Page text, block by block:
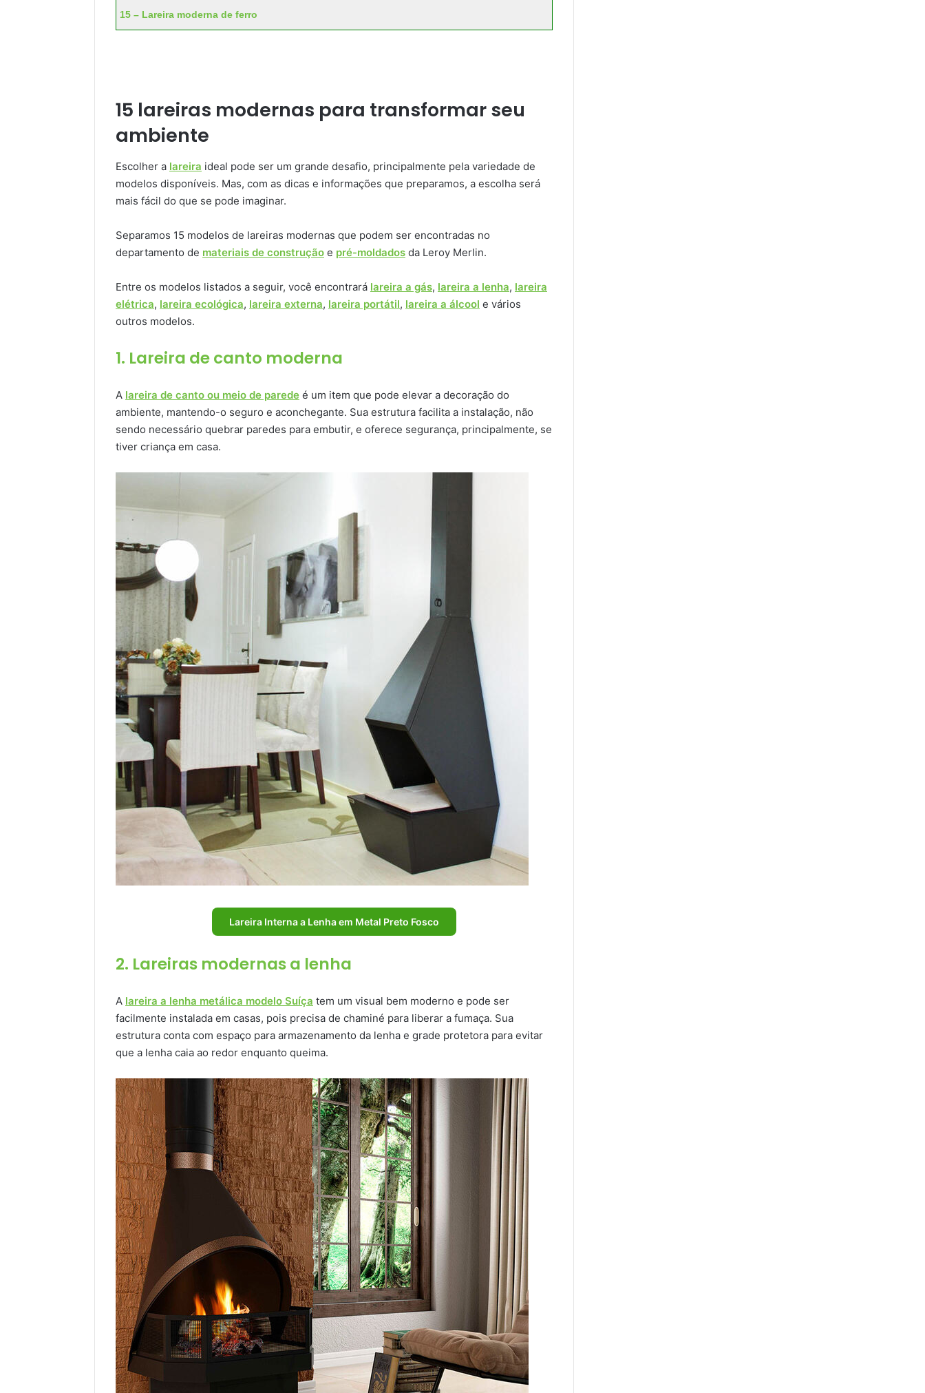
15 – Lareira moderna de ferro
15 lareiras modernas para transformar seu
ambiente
Escolher a lareira ideal pode ser um grande desafio, principalmente pela variedade de
modelos disponíveis. Mas, com as dicas e informações que preparamos, a escolha será
mais fácil do que se pode imaginar.
Separamos 15 modelos de lareiras modernas que podem ser encontradas no
departamento de materiais de construção e pré-moldados da Leroy Merlin.
Entre os modelos listados a seguir, você encontrará lareira a gás, lareira a lenha, lareira
elétrica, lareira ecológica, lareira externa, lareira portátil, lareira a álcool e vários
outros modelos.
1. Lareira de canto moderna
A lareira de canto ou meio de parede é um item que pode elevar a decoração do
ambiente, mantendo-o seguro e aconchegante. Sua estrutura facilita a instalação, não
sendo necessário quebrar paredes para embutir, e oferece segurança, principalmente, se
tiver criança em casa.
Lareira Interna a Lenha em Metal Preto Fosco
2. Lareiras modernas a lenha
A lareira a lenha metálica modelo Suíça tem um visual bem moderno e pode ser
facilmente instalada em casas, pois precisa de chaminé para liberar a fumaça. Sua
estrutura conta com espaço para armazenamento da lenha e grade protetora para evitar
que a lenha caia ao redor enquanto queima.